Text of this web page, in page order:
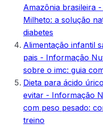
Amazônia brasileira
Milheto: a solução
diabetes
Alimentação infantil
pais - Informação
sobre o imc: guia
Dieta para ácido
evitar - Informação
com peso pesado:
treino